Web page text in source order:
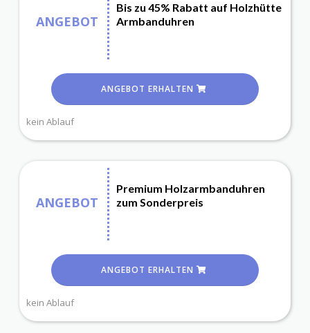
ANGEBOT
Bis zu 45% Rabatt auf Holzhütte
Armbanduhren
ANGEBOT ERHALTEN
kein Ablauf
ANGEBOT
Premium Holzarmbanduhren
zum Sonderpreis
ANGEBOT ERHALTEN
kein Ablauf